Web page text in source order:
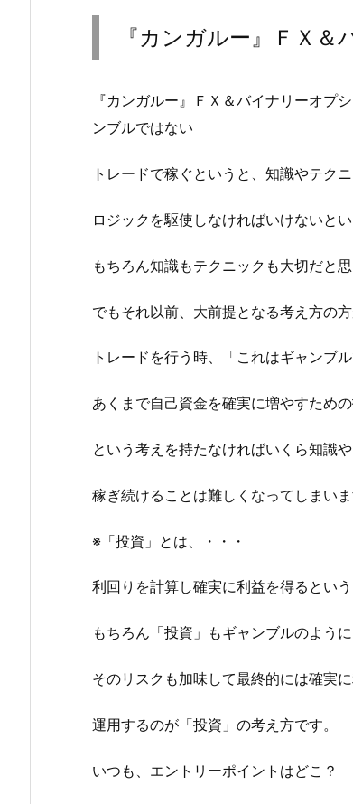
『カンガルー』ＦＸ
『カンガルー』ＦＸ＆バイナリーオプ
ンブルではない
トレードで稼ぐというと、知識やテク
ロジックを駆使しなければいけないと
もちろん知識もテクニックも大切だと思
でもそれ以前、大前提となる考え方の方
トレードを行う時、「これはギャンブル
あくまで自己資金を確実に増やすための
という考えを持たなければいくら知識
稼ぎ続けることは難しくなってしまいま
※「投資」とは、・・・
利回りを計算し確実に利益を得るという
もちろん「投資」もギャンブルのよう
そのリスクも加味して最終的には確実
運用するのが「投資」の考え方です。
いつも、エントリーポイントはどこ？